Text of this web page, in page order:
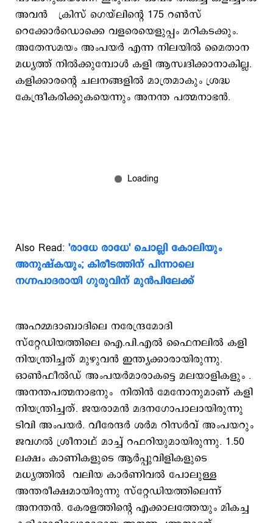
അവന്‍ ക്രിസ് ഗെയ്‌ലിന്‍റെ 175 റണ്‍സ്
റെക്കോര്‍ഡൊക്കെ വളരെയെളുപ്പം മറികടക്കും.
അതേസമയം അംപയര്‍ എന്ന നിലയില്‍ മൈതാന
മധ്യത്ത് നില്‍ക്കുമ്പോള്‍ കളി ആസ്വദിക്കാനാകില്ല.
കളിക്കാരന്‍റെ ചലനങ്ങളില്‍ മാത്രമാകും ശ്രദ്ധ
കേന്ദ്രീകരിക്കുകയെന്നും അനന്ത പത്മനാഭന്‍.
Also Read: 'രാധേ രാധേ' ചൊല്ലി കോലിയും
അനുഷ്കയും; കിരീടത്തിന് പിന്നാലെ
നഗ്നപാദരായി ഗുരുവിന് മുന്‍പിലേക്ക്
അഹമ്മദാബാദിലെ നരേന്ദ്രമോദി
സ്റ്റേഡിയത്തിലെ ഐ.പി.എല്‍ ഫൈനലില്‍ കളി
നിയന്ത്രിച്ചത് മുഴുവന്‍ ഇന്ത്യക്കാരായിരുന്നു.
ഓണ്‍ഫീല്‍ഡ് അംപയര്‍മാരാകട്ടെ മലയാളികളും .
അനന്തപത്മനാഭനും നിതിന്‍ മേനോനുമാണ് കളി
നിയന്ത്രിച്ചത്. ജയരാമന്‍ മദനഗോപാലായിരുന്നു
ടിവി അംപയര്‍. വീരേന്ദര്‍ ശര്‍മ റിസര്‍വ് അംപയറും
ജവഗല്‍ ശ്രീനാഥ് മാച്ച് റഫറിയുമായിരുന്നു. 1.50
ലക്ഷം കാണികളുടെ ആര്‍പ്പുവിളികളുടെ
മധ്യത്തില്‍ വലിയ കാര്‍ണിവല്‍ പോലുള്ള
അന്തരീക്ഷമായിരുന്നു സ്റ്റേഡിയത്തിലെന്ന്
അനന്തന്‍. കേരളത്തിന്‍റെ എക്കാലത്തേയും മികച്ച